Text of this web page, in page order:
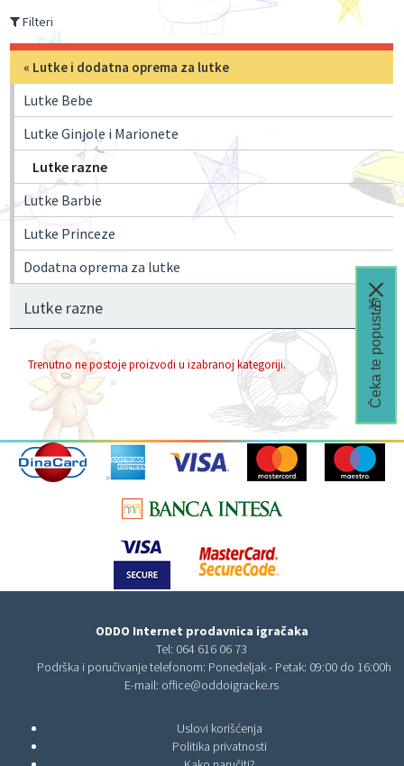
Filteri
« Lutke i dodatna oprema za lutke
Lutke Bebe
Lutke Ginjole i Marionete
Lutke razne
Lutke Barbie
Lutke Princeze
Dodatna oprema za lutke
Lutke razne
Trenutno ne postoje proizvodi u izabranoj kategoriji.
ODDO Internet prodavnica igračaka
Tel: 064 616 06 73
Podrška i poručivanje telefonom: Ponedeljak - Petak: 09:00 do 16:00h
E-mail: office@oddoigracke.rs
Uslovi korišćenja
Politika privatnosti
Čeka te popust🎁